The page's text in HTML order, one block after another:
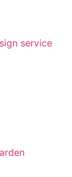
service